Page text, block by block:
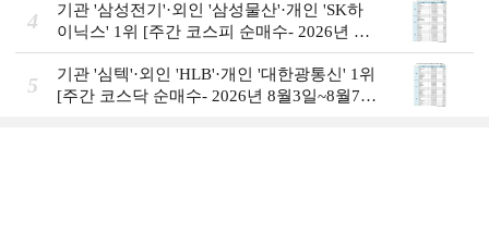
4
기관 '삼성전기'·외인 '삼성물산'·개인 'SK하
이닉스' 1위 [주간 코스피 순매수- 2026년 8
월3일~8월7일]
5
기관 '심텍'·외인 'HLB'·개인 '대한광통신' 1위
[주간 코스닥 순매수- 2026년 8월3일~8월7